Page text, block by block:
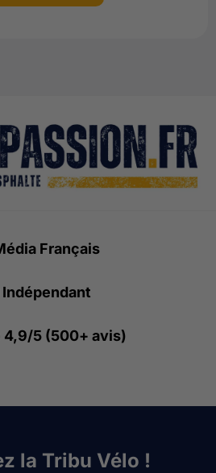
Français
Indépendant
4,9/5 (500+ avis)
la Tribu Vélo !